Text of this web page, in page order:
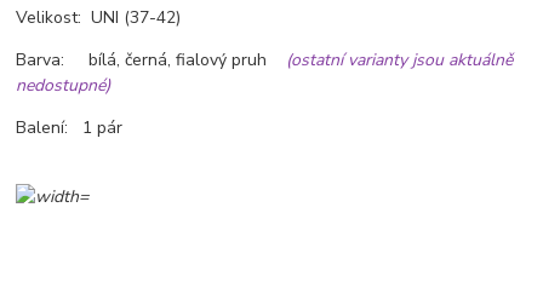
Velikost: UNI (37-42)
Barva: bílá, černá, fialový pruh (ostatní varianty jsou aktuálně
nedostupné)
Balení: 1 pár